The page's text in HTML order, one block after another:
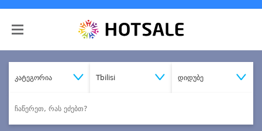
კატეგორია Tbilisi დიდუბე